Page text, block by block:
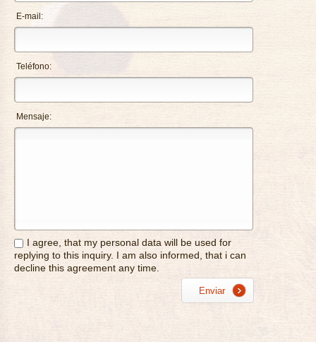
E-mail:
Teléfono:
Mensaje:
I agree, that my personal data will be used for
replying to this inquiry. I am also informed, that i can
decline this agreement any time.